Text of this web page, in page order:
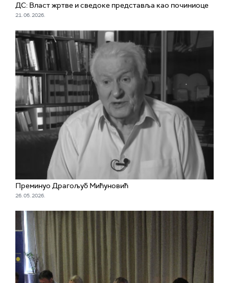
ДС: Власт жртве и сведоке представља као починиоце
21. 06. 2026.
Преминуо Драгољуб Мићуновић
26. 05. 2026.